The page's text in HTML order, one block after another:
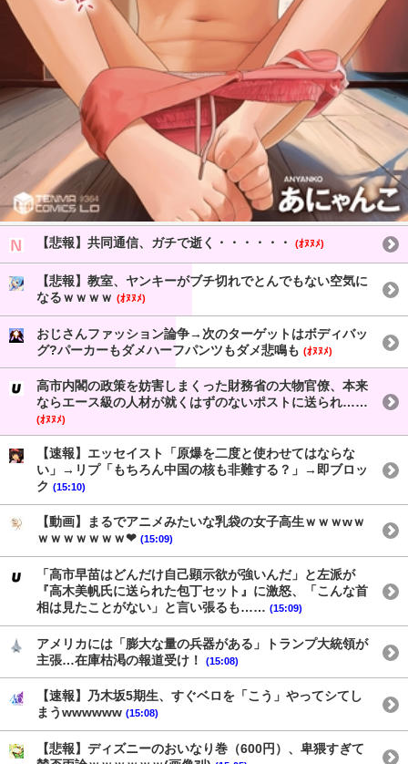
【悲報】共同通信、ガチで逝く・・・・・・ (ｵﾇﾇﾒ)
【悲報】教室、ヤンキーがブチ切れでとんでもない空気に
なるｗｗｗｗ (ｵﾇﾇﾒ)
おじさんファッション論争→次のターゲットはボディバッ
グ?パーカーもダメハーフパンツもダメ悲鳴も (ｵﾇﾇﾒ)
高市内閣の政策を妨害しまくった財務省の大物官僚、本来
ならエース級の人材が就くはずのないポストに送られ……
(ｵﾇﾇﾒ)
【速報】エッセイスト「原爆を二度と使わせてはならな
い」→リプ「もちろん中国の核も非難する？」→即ブロッ
ク (15:10)
【動画】まるでアニメみたいな乳袋の女子高生ｗｗｗwｗ
ｗｗｗｗｗｗｗ❤ (15:09)
「高市早苗はどんだけ自己顕示欲が強いんだ」と左派が
『高木美帆氏に送られた包丁セット』に激怒、「こんな首
相は見たことがない」と言い張るも…… (15:09)
アメリカには「膨大な量の兵器がある」トランプ大統領が
主張…在庫枯渇の報道受け！
(15:08)
【速報】乃木坂5期生、すぐベロを「こう」やってシてし
まうwwwwww (15:08)
【悲報】ディズニーのおいなり巻（600円）、卑猥すぎて